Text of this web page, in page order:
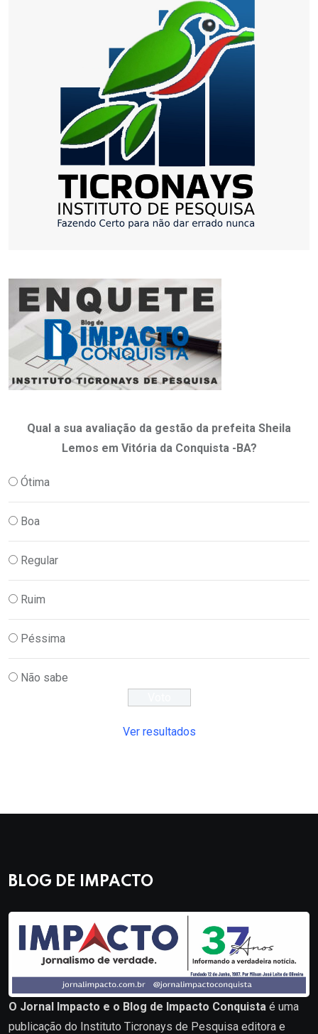
Qual a sua avaliação da gestão da prefeita Sheila
Lemos em Vitória da Conquista -BA?
Ótima
Boa
Regular
Ruim
Péssima
Não sabe
Ver resultados
BLOG DE IMPACTO
O Jornal Impacto e o Blog de Impacto Conquista é uma
publicação do Instituto Ticronays de Pesquisa editora e